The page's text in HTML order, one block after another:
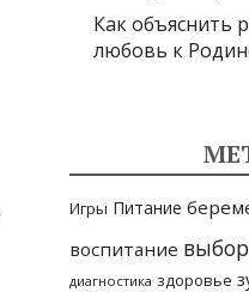
Как объяснить
любовь к
Игры Питание
воспитание выбор
диагностика здоровье